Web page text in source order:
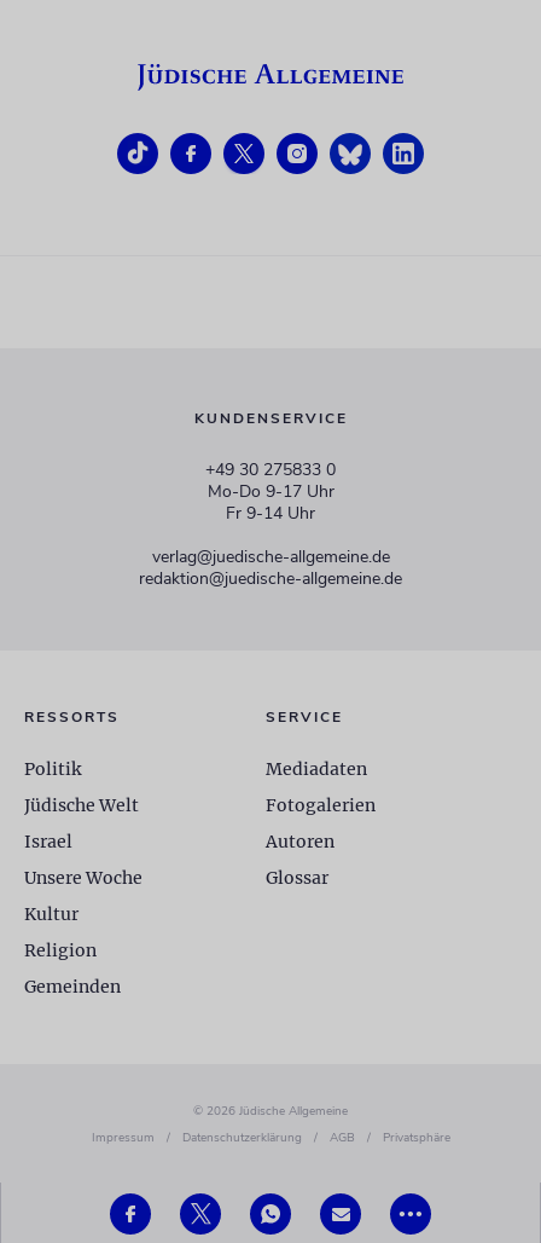
•••
KUNDENSERVICE
+49 30 275833 0
Mo-Do 9-17 Uhr
Fr 9-14 Uhr
verlag@juedische-allgemeine.de
redaktion@juedische-allgemeine.de
RESSORTS
Politik
Jüdische Welt
Israel
Unsere Woche
Kultur
Religion
Gemeinden
SERVICE
Mediadaten
Fotogalerien
Autoren
Glossar
© 2026 Jüdische Allgemeine
Impressum
/ Datenschutzerklärung / AGB / Privatsphäre